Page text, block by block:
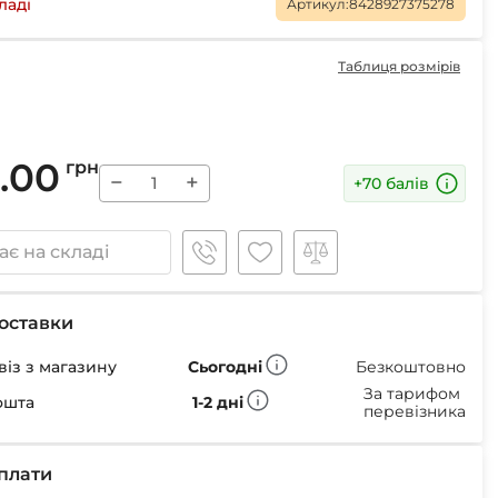
Пристрої для відлякування
Беруші
Маски для сну
Ремнабори
Артикул:8428927375278
Таблиця розмірів
грн
− + +70 балів
на складі
з магазину Сьогодні
Безкоштовно
1-2 дні
За тарифом
перевізника